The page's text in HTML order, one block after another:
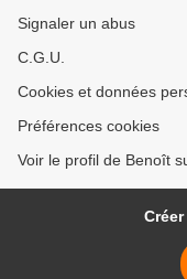
Signaler un abus
C.G.U.
Cookies et données
Préférences cookies
Voir le profil de Benoît